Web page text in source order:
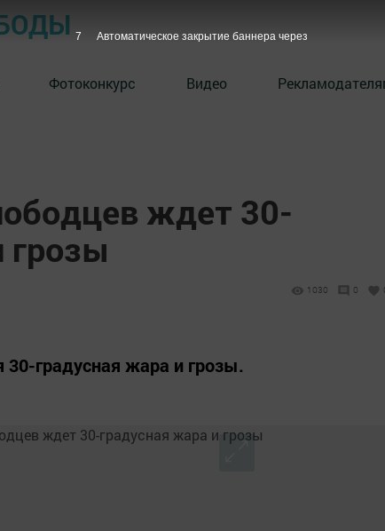
Фотоконкурс Видео
ждет 30-
грозы
1030 0
30-градусная жара и грозы.
6 Автоматическое закрытие баннера через